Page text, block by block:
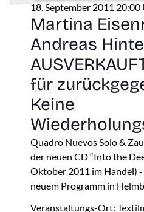
18. September 2011 20:00
Martina
Andreas
für
Keine
Quadro Nuevos Solo &
der neuen CD “Into the
Oktober 2011 im Handel)
neuem Programm in
Veranstaltungs-Ort: